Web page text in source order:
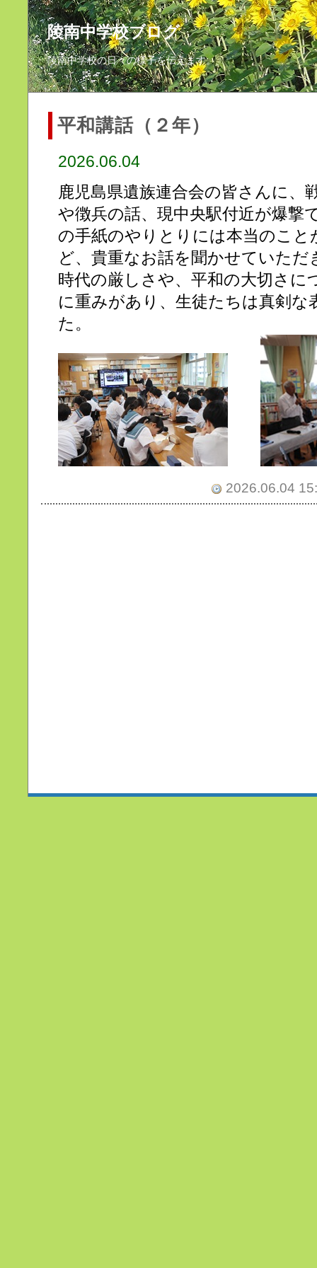
陵南中学校ブログ
陵南中学校の日々の様子を伝えます。
平和講話（２年）
2026.06.04
鹿児島県遺族連合会の皆さんに、
や徴兵の話、現中央駅付近が爆撃
の手紙のやりとりには本当のこ
ど、貴重なお話を聞かせていた
時代の厳しさや、平和の大切さに
に重みがあり、生徒たちは真剣な
た。
2026.06.04